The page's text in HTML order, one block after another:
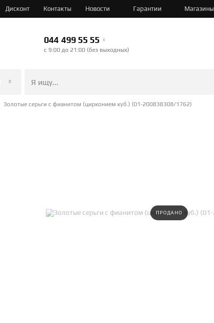
Дисконт Контакты Новости Гарантии Магазины
044 499 55 55
c 9:00 до 21:00 (без выходных)
Золотые серьги с фианитом (цирконием куб.) (01-200838308/1762)
ПРОДАНО